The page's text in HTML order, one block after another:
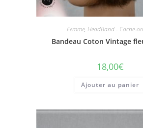
Femme, HeadBand - Cache-
Bandeau Coton Vintage
18,00€
Ajouter au panier